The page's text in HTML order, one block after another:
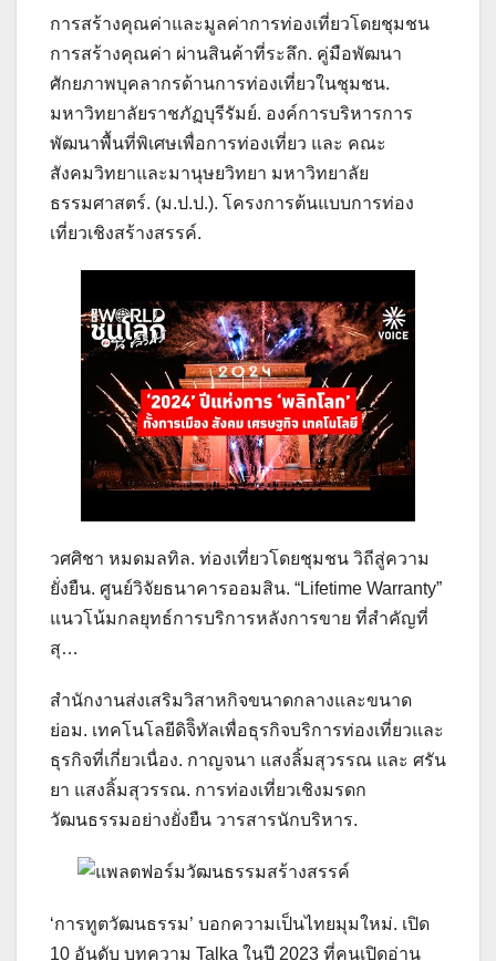
การสร้างคุณค่าและมูลค่าการท่องเที่ยวโดยชุมชน
การสร้างคุณค่า ผ่านสินค้าที่ระลึก. คู่มือพัฒนา
ศักยภาพบุคลากรด้านการท่องเที่ยวในชุมชน.
มหาวิทยาลัยราชภัฏบุรีรัมย์. องค์การบริหารการ
พัฒนาพื้นที่พิเศษเพื่อการท่องเที่ยว และ คณะ
สังคมวิทยาและมานุษยวิทยา มหาวิทยาลัย
ธรรมศาสตร์. (ม.ป.ป.). โครงการต้นแบบการท่อง
เที่ยวเชิงสร้างสรรค์.
วศศิชา หมดมลทิล. ท่องเที่ยวโดยชุมชน วิถีสู่ความ
ยั่งยืน. ศูนย์วิจัยธนาคารออมสิน. “Lifetime Warranty”
แนวโน้มกลยุทธ์การบริการหลังการขาย ที่สำคัญที่
สุ…
สำนักงานส่งเสริมวิสาหกิจขนาดกลางและขนาด
ย่อม. เทคโนโลยีดิจิิทัลเพื่อธุรกิจบริการท่องเที่ยวและ
ธุรกิจที่เกี่ยวเนื่อง. กาญจนา แสงลิ้มสุวรรณ และ ศรัน
ยา แสงลิ้มสุวรรณ. การท่องเที่ยวเชิงมรดก
วัฒนธรรมอย่างยั่งยืน วารสารนักบริหาร.
‘การทูตวัฒนธรรม’ บอกความเป็นไทยมุมใหม่. เปิด
10 อันดับ บทความ Talka ในปี 2023 ที่คนเปิดอ่าน